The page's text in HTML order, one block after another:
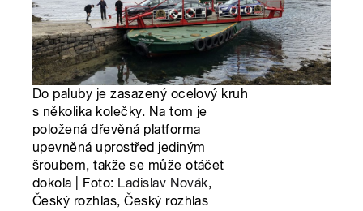
Do paluby je zasazený ocelový kruh
s několika kolečky. Na tom je
položená dřevěná platforma
upevněná uprostřed jediným
šroubem, takže se může otáčet
dokola | Foto: Ladislav Novák,
Český rozhlas, Český rozhlas